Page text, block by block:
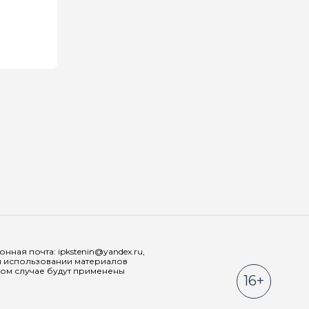
почта: ipkstenin@yandex.ru,
материалов
случае будут применены
16+